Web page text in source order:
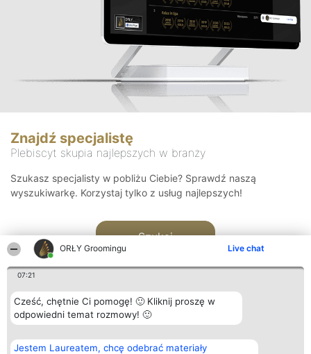
ORŁY Groomingu Live chat
07:21
Cześć, chętnie Ci pomogę! 🙂 Kliknij proszę w
odpowiedni temat rozmowy! 🙂
Jestem Laureatem, chcę odebrać materiały
Znajdź specjalistę
Plebiscyt skupia najlepszych w branży
Szukasz specjalisty w pobliżu Ciebie? Sprawdź naszą
wyszukiwarkę. Korzystaj tylko z usług najlepszych!
Szukaj
Organizator plebiscytu
Bright Side Solutions sp. z o.
Plebiscyt
Laureaci
Kontakt
Kontakt